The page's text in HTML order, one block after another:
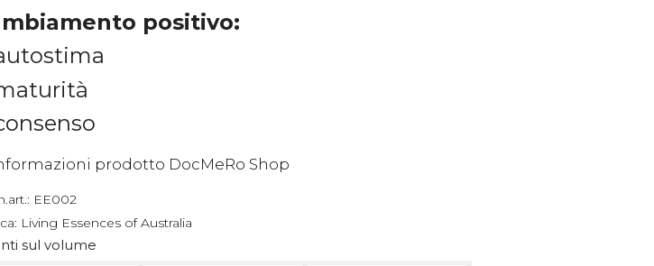
positivo:
EE002
Living Essences of Australia
sul volume